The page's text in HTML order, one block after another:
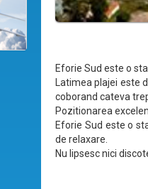
Eforie Sud este o
Latimea plajei este
coborand cateva
Pozitionarea
Eforie Sud este o
de relaxare.
Nu lipsesc nici